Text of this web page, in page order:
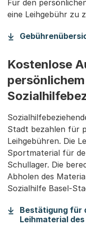
Für den
eine Leihgebühr zu
Kostenlose
Stadt bezahlen für
Leihgebühren. Die
Sportmaterial für
Schullager. Die
Abholen des
Sozialhilfe Basel-
Bestätigung für
Leihmaterial